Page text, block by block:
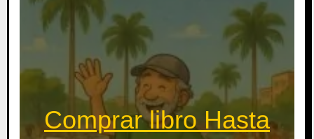
Comprar libro Hasta